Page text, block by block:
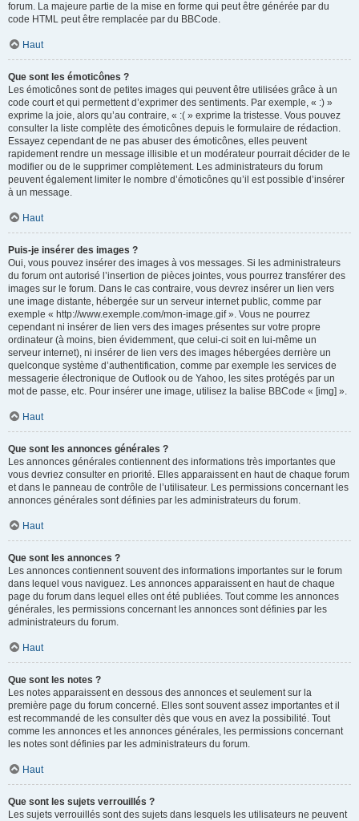
forum. La majeure partie de la mise en forme qui peut être générée par du
code HTML peut être remplacée par du BBCode.
Haut
Que sont les émoticônes ?
Les émoticônes sont de petites images qui peuvent être utilisées grâce à un
code court et qui permettent d’exprimer des sentiments. Par exemple, « :) »
exprime la joie, alors qu’au contraire, « :( » exprime la tristesse. Vous pouvez
consulter la liste complète des émoticônes depuis le formulaire de rédaction.
Essayez cependant de ne pas abuser des émoticônes, elles peuvent
rapidement rendre un message illisible et un modérateur pourrait décider de le
modifier ou de le supprimer complètement. Les administrateurs du forum
peuvent également limiter le nombre d’émoticônes qu’il est possible d’insérer
à un message.
Haut
Puis-je insérer des images ?
Oui, vous pouvez insérer des images à vos messages. Si les administrateurs
du forum ont autorisé l’insertion de pièces jointes, vous pourrez transférer des
images sur le forum. Dans le cas contraire, vous devrez insérer un lien vers
une image distante, hébergée sur un serveur internet public, comme par
exemple « http://www.exemple.com/mon-image.gif ». Vous ne pourrez
cependant ni insérer de lien vers des images présentes sur votre propre
ordinateur (à moins, bien évidemment, que celui-ci soit en lui-même un
serveur internet), ni insérer de lien vers des images hébergées derrière un
quelconque système d’authentification, comme par exemple les services de
messagerie électronique de Outlook ou de Yahoo, les sites protégés par un
mot de passe, etc. Pour insérer une image, utilisez la balise BBCode « [img] ».
Haut
Que sont les annonces générales ?
Les annonces générales contiennent des informations très importantes que
vous devriez consulter en priorité. Elles apparaissent en haut de chaque forum
et dans le panneau de contrôle de l’utilisateur. Les permissions concernant les
annonces générales sont définies par les administrateurs du forum.
Haut
Que sont les annonces ?
Les annonces contiennent souvent des informations importantes sur le forum
dans lequel vous naviguez. Les annonces apparaissent en haut de chaque
page du forum dans lequel elles ont été publiées. Tout comme les annonces
générales, les permissions concernant les annonces sont définies par les
administrateurs du forum.
Haut
Que sont les notes ?
Les notes apparaissent en dessous des annonces et seulement sur la
première page du forum concerné. Elles sont souvent assez importantes et il
est recommandé de les consulter dès que vous en avez la possibilité. Tout
comme les annonces et les annonces générales, les permissions concernant
les notes sont définies par les administrateurs du forum.
Haut
Que sont les sujets verrouillés ?
Les sujets verrouillés sont des sujets dans lesquels les utilisateurs ne peuvent